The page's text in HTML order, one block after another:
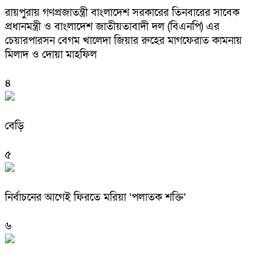
রায়পুরায় গণপ্রজাতন্ত্রী বাংলাদেশ সরকারের তিনবারের সাবেক
প্রধানমন্ত্রী ও বাংলাদেশ জাতীয়তাবাদী দল (বিএনপি) এর
চেয়ারপারসন বেগম খালেদা জিয়ার রুহের মাগফেরাত কামনায়
মিলাদ ও দোয়া মাহফিল
৪
বেড়ি
৫
নির্বাচনের আগেই ফিরতে মরিয়া ‘পলাতক শক্তি’
৬